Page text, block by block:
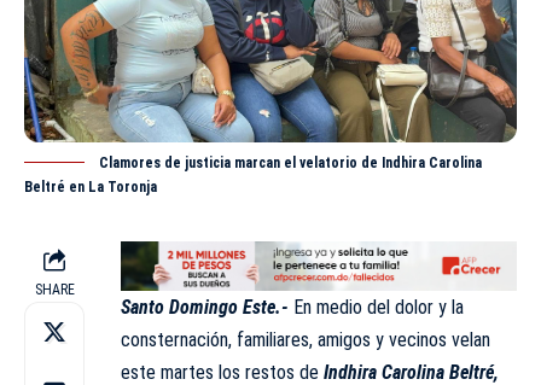
Clamores de justicia marcan el velatorio de Indhira Carolina
Beltré en La Toronja
SHARE
Santo Domingo Este.- En medio del dolor y la
consternación, familiares, amigos y vecinos velan
este martes los restos de Indhira Carolina Beltré,